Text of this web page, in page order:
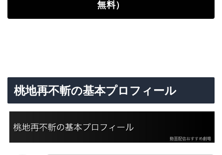
無料）
桃地再不斬の基本プロフィール